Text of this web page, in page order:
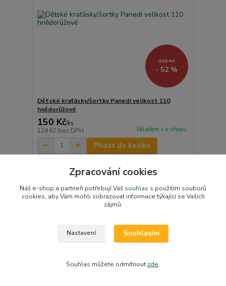
315 Kč
- 52 %
Dětské kraťásky/šortky Panedi velikost 110
hnědorůžové
150 Kč/ks
124 Kč bez DPH Skladem v e-shopu
Přidat do košíku
Zpracování cookies
Náš e-shop a partneři potřebují Váš souhlas s použitím souborů
cookies, aby Vám mohli zobrazovat informace týkající se Vašich
zájmů.
Nastavení Souhlasím
Souhlas můžete odmítnout zde.